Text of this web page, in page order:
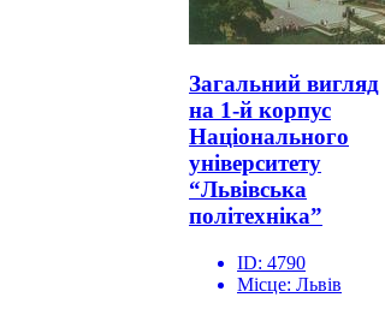
Загальний вигляд
на 1-й корпус
Національного
університету
“Львівська
політехніка”
ID: 4790
Місце: Львів